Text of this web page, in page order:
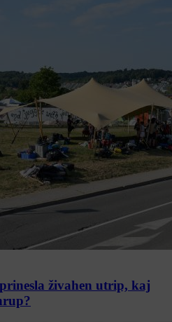
živahen utrip, kaj